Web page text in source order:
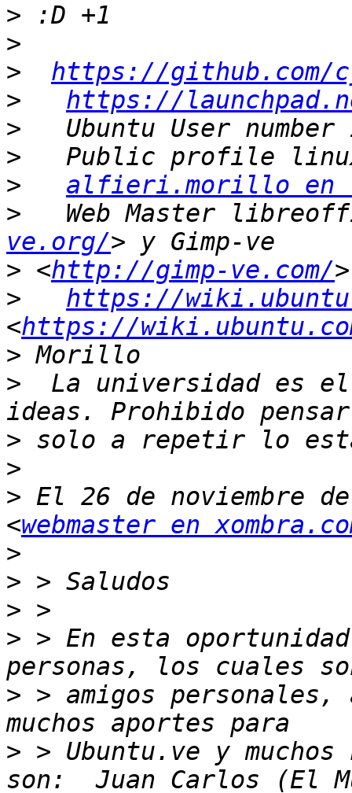
>
>
>
https://github.com/
>
https://
>
>
>
alfieri.morillo en
>
Web Master
ve.org/
> <http://gimp-ve.com/
>
https://
<https://
>
>
La universidad es
>
>
> El 26 de noviembre
<webmaster en
>
>
>
> > En esta
> > amigos personales,
> > Ubuntu.ve y